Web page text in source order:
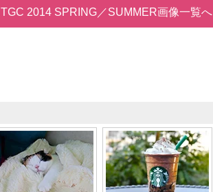
TGC 2014 SPRING／SUMMER画像一覧へ